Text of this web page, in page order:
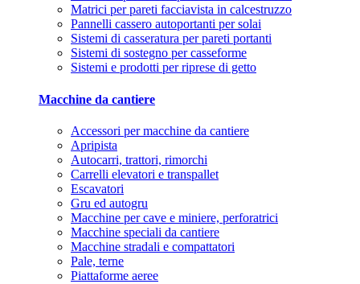
Matrici per pareti facciavista in calcestruzzo
Pannelli cassero autoportanti per solai
Sistemi di casseratura per pareti portanti
Sistemi di sostegno per casseforme
Sistemi e prodotti per riprese di getto
Macchine da cantiere
Accessori per macchine da cantiere
Apripista
Autocarri, trattori, rimorchi
Carrelli elevatori e transpallet
Escavatori
Gru ed autogru
Macchine per cave e miniere, perforatrici
Macchine speciali da cantiere
Macchine stradali e compattatori
Pale, terne
Piattaforme aeree